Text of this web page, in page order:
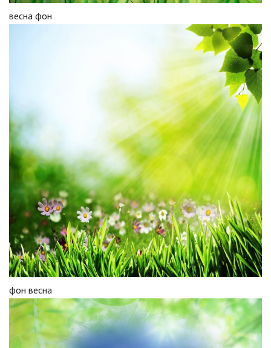
весна фон
фон весна